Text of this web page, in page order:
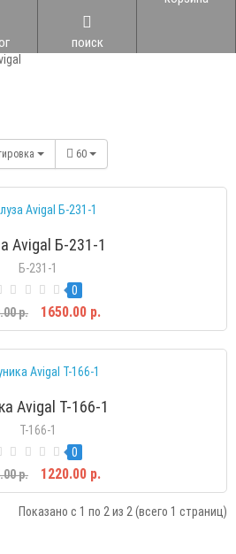
поиск
60
Avigal Б-231-1
Б-231-1
0
р.
1650.00 р.
Avigal Т-166-1
Т-166-1
0
р.
1220.00 р.
Показано с 1 по 2 из 2 (всего 1 страниц)